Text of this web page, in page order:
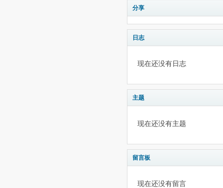
分享
日志
现在还没有日志
主题
现在还没有主题
留言板
现在还没有留言